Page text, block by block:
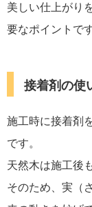
美しい仕上がり
要なポイントです
接着剤の使
施工時に接着剤
です。
天然木は施工後
そのため、実（